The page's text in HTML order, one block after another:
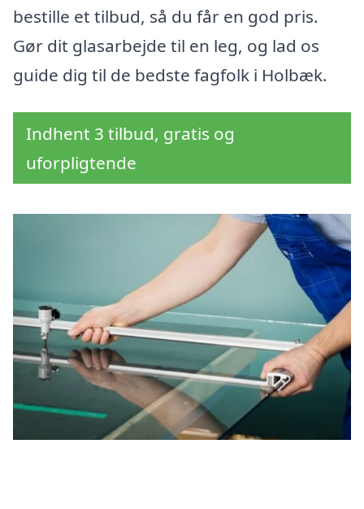
bestille et tilbud, så du får en god pris.
Gør dit glasarbejde til en leg, og lad os
guide dig til de bedste fagfolk i Holbæk.
Indhent 3 tilbud, gratis og
uforpligtende